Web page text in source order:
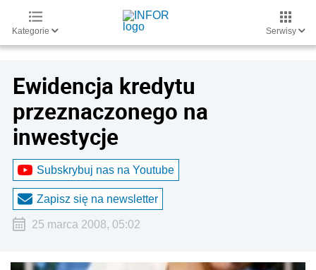
Kategorie Serwisy
Ewidencja kredytu
przeznaczonego na
inwestycje
Subskrybuj nas na Youtube
Zapisz się na newsletter
25 marca 2008, 05:02